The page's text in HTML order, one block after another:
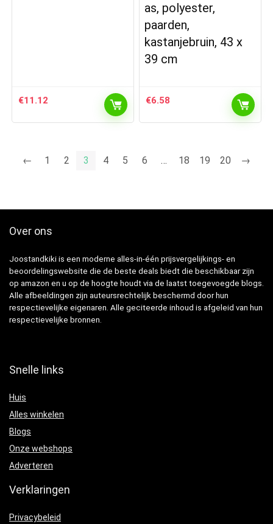
€11.12
as, polyester,
paarden,
kastanjebruin, 43 x
39 cm
€6.58
← 1 2 3 4 5 6 … 18 19 20 →
Over ons
Joostandkiki is een moderne alles-in-één prijsvergelijkings- en
beoordelingswebsite die de beste deals biedt die beschikbaar zijn
op amazon en u op de hoogte houdt via de laatst toegevoegde blogs.
Alle afbeeldingen zijn auteursrechtelijk beschermd door hun
respectievelijke eigenaren. Alle geciteerde inhoud is afgeleid van hun
respectievelijke bronnen.
Snelle links
Huis
Alles winkelen
Blogs
Onze webshops
Adverteren
Verklaringen
Privacybeleid